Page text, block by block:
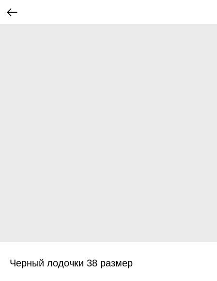
Черный лодочки 38 размер